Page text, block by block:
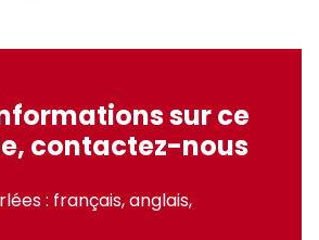
sur ce
contactez-nous
: français, anglais,